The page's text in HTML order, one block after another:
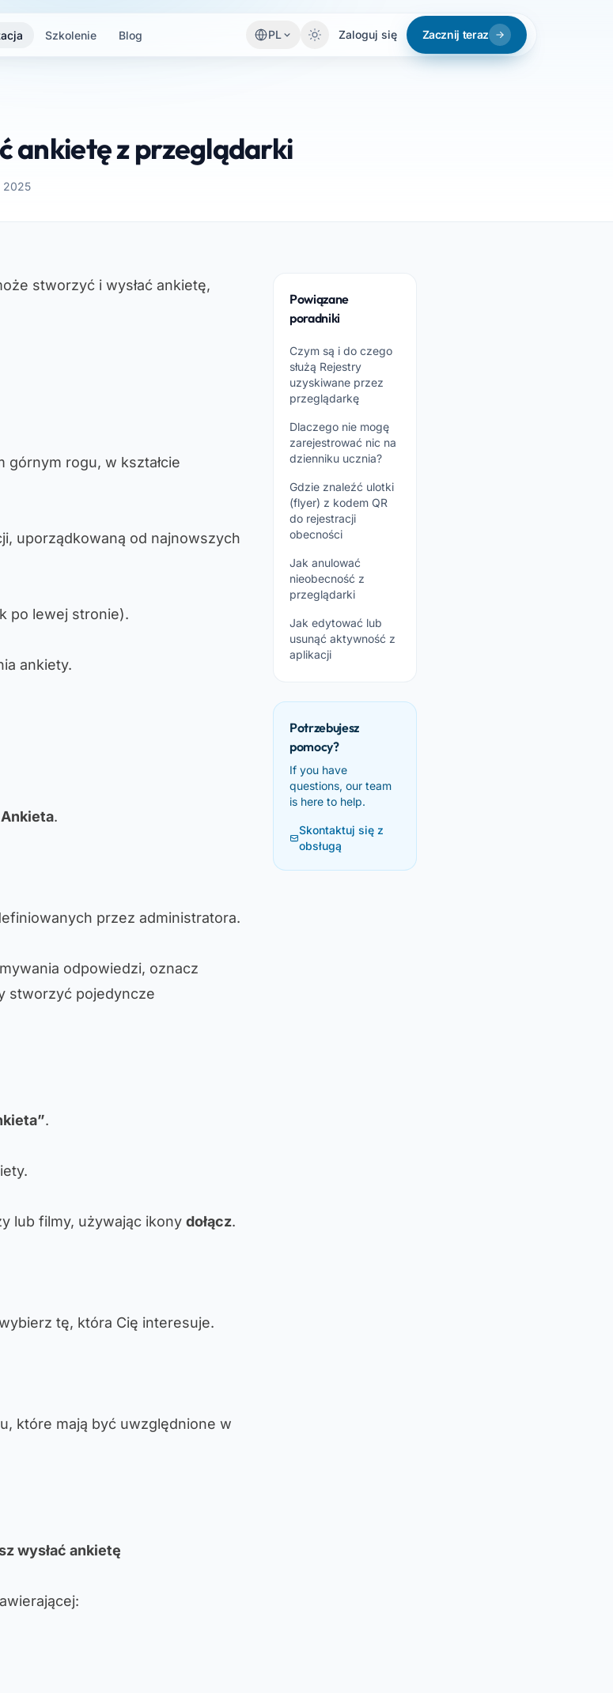
Szkolenie Blog PL Zaloguj się Zacznij teraz
ankietę z przeglądarki
2025
stworzyć i wysłać ankietę,
górnym rogu, w kształcie
uporządkowaną od najnowszych
po lewej stronie).
ankiety.
Ankieta.
przez administratora.
odpowiedzi, oznacz
stworzyć pojedyncze
.
lub filmy, używając ikony dołącz.
tę, która Cię interesuje.
które mają być uwzględnione w
wysłać ankietę
Powiązane
poradniki
Czym są i do czego
służą Rejestry
uzyskiwane przez
przeglądarkę
Dlaczego nie mogę
zarejestrować nic na
dzienniku ucznia?
Gdzie znaleźć ulotki
(flyer) z kodem QR
do rejestracji
obecności
Jak anulować
nieobecność z
przeglądarki
Jak edytować lub
usunąć aktywność z
aplikacji
Potrzebujesz
pomocy?
If you have
questions, our team
is here to help.
Skontaktuj się z
obsługą